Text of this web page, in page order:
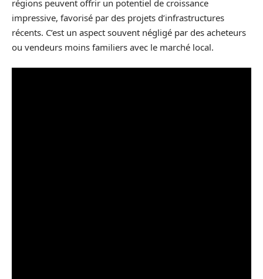
régions peuvent offrir un potentiel de croissance
impressive, favorisé par des projets d’infrastructures
récents. C’est un aspect souvent négligé par des acheteurs
ou vendeurs moins familiers avec le marché local.